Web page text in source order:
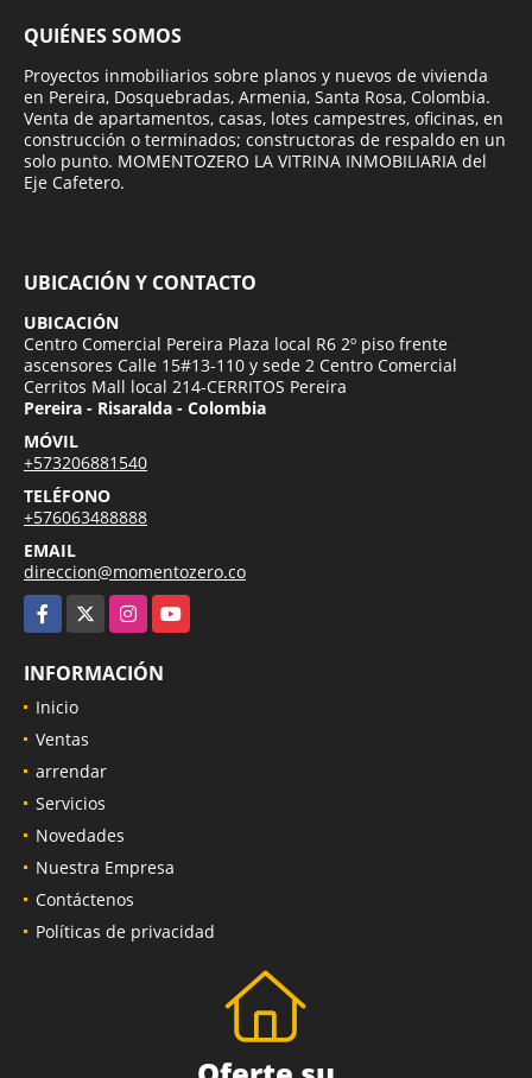
QUIÉNES SOMOS
Proyectos inmobiliarios sobre planos y nuevos de vivienda
en Pereira, Dosquebradas, Armenia, Santa Rosa, Colombia.
Venta de apartamentos, casas, lotes campestres, oficinas, en
construcción o terminados; constructoras de respaldo en un
solo punto. MOMENTOZERO LA VITRINA INMOBILIARIA del
Eje Cafetero.
UBICACIÓN Y CONTACTO
UBICACIÓN
Centro Comercial Pereira Plaza local R6 2º piso frente
ascensores Calle 15#13-110 y sede 2 Centro Comercial
Cerritos Mall local 214-CERRITOS Pereira
Pereira - Risaralda - Colombia
MÓVIL
+573206881540
TELÉFONO
+576063488888
EMAIL
direccion@momentozero.co
Facebook
InstagramYouTube
INFORMACIÓN
Inicio
Ventas
arrendar
Servicios
Novedades
Nuestra Empresa
Contáctenos
Políticas de privacidad